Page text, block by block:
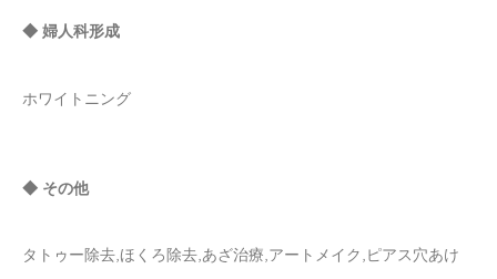
◆ 婦人科形成
ホワイトニング
◆ その他
タトゥー除去,ほくろ除去,あざ治療,アートメイク,ピアス穴あけ